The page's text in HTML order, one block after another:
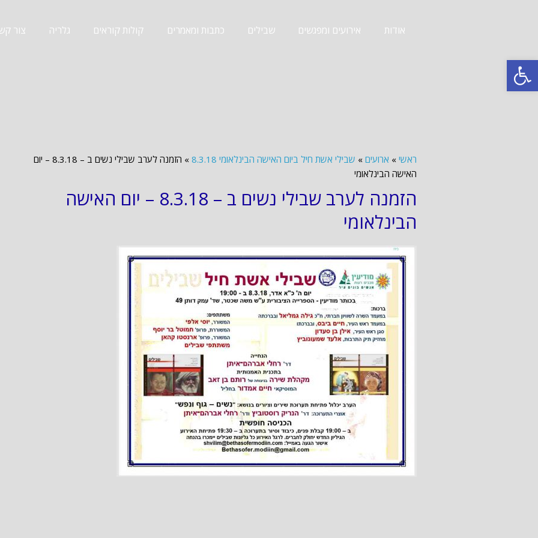
פתח סרגל נגישות
אודות אירועים ומפגשים שבילים כתבות ומאמרים קולות קוראים גלריה צור
ראשי » ארועים » שבילי אשת חיל ביום האישה הבינלאומי 8.3.18 »
הזמנה לערב שבילי נשים ב – 8.3.18 – יום
האישה הבינלאומי
הזמנה לערב שבילי נשים ב – 8.3.18 – יום האישה
הבינלאומי